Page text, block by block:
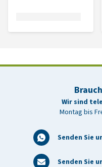
Wir sind
Montag bis
Senden Sie
Senden Sie